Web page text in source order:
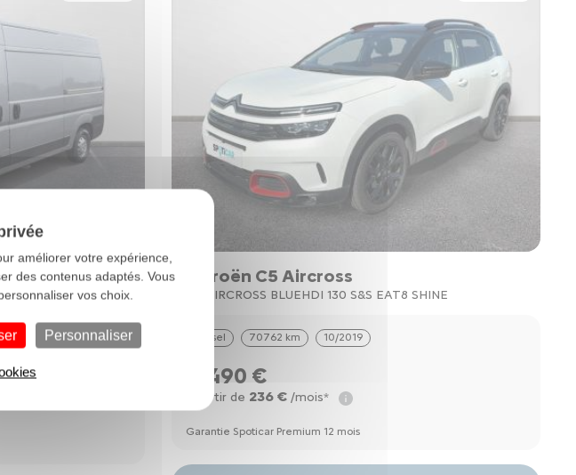
Citroën C5 Aircross
C5 AIRCROSS BLUEHDI 130 S&S EAT8 SHINE
Diesel 70762 km 10/2019
16490 €
à partir de 236 € /mois*
Garantie Spoticar Premium 12 mois
améliorer votre expérience,
des contenus adaptés. Vous
vos choix.
Personnaliser